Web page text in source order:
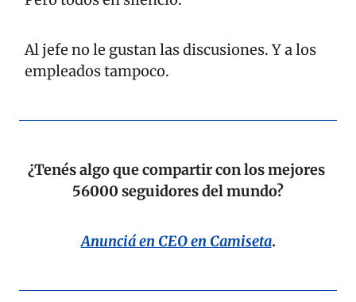
Al jefe no le gustan las discusiones. Y a los
empleados tampoco.
¿Tenés algo que compartir con los mejores
56000 seguidores del mundo?
Anunciá en CEO en Camiseta.